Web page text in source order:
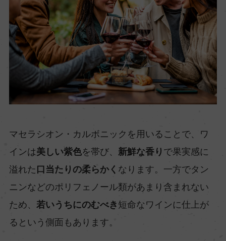
マセラシオン・カルボニックを用いることで、ワ
インは美しい紫色を帯び、 新鮮な香り で果実感に
溢れた口当たりの柔らかく なります。一方でタン
ニンなどのポリフェノール類があまり含まれない
ため、 若いうちにのむべき短命なワインに仕上が
るという側面もあります。